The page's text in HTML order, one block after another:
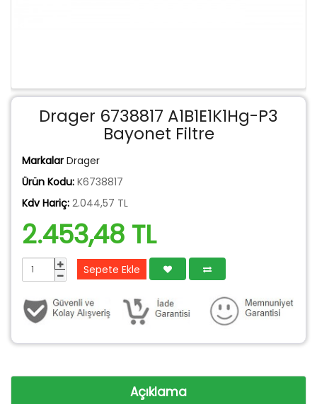
Drager 6738817 A1B1E1K1Hg-P3
Bayonet Filtre
Markalar Drager
Ürün Kodu: K6738817
Kdv Hariç: 2.044,57 TL
2.453,48 TL
Sepete Ekle
Açıklama